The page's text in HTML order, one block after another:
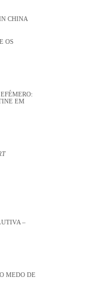
CHINA
OS
EM
–
MEDO DE